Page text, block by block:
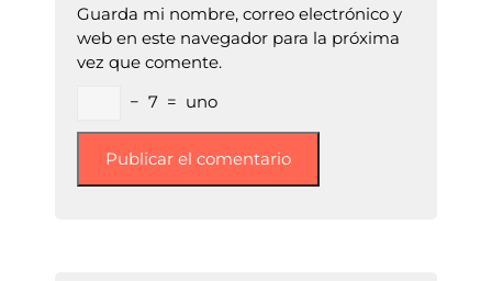
Guarda mi nombre, correo electrónico y
web en este navegador para la próxima
vez que comente.
− 7 = uno